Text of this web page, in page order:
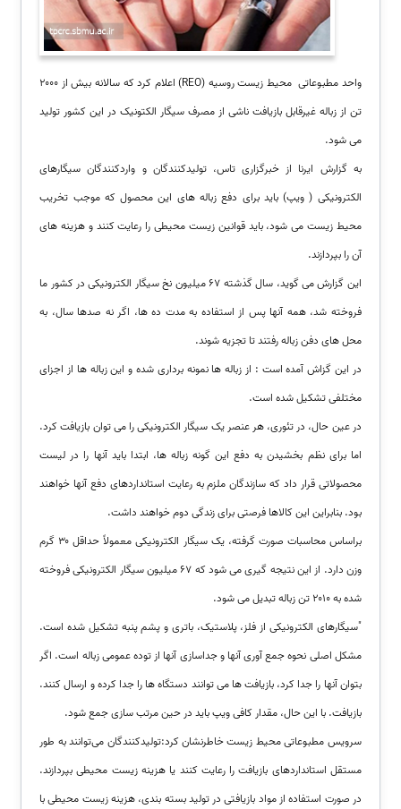
واحد مطبوعاتی محیط زیست روسیه (REO) اعلام کرد که سالانه بیش از ۲۰۰۰
تن از زباله غیرقابل بازیافت ناشی از مصرف سیگار الکتونیک در این کشور تولید
می شود.
به گزارش ایرنا از خبرگزاری تاس، تولیدکنندگان و واردکنندگان سیگارهای
الکترونیکی ( ویپ) باید برای دفع زباله های این محصول که موجب تخریب
محیط زیست می شود، باید قوانین زیست محیطی را رعایت کنند و هزینه های
آن را بپردازند.
این گزارش می گوید، سال گذشته ۶۷ میلیون نخ سیگار الکترونیکی در کشور ما
فروخته شد، همه آنها پس از استفاده به مدت ده ها، اگر نه صدها سال، به
محل های دفن زباله رفتند تا تجزیه شوند.
در این گزاش آمده است : از زباله ها نمونه برداری شده و این زباله ها از اجزای
مختلفی تشکیل شده است.
در عین حال، در تئوری، هر عنصر یک سیگار الکترونیکی را می توان بازیافت کرد.
اما برای نظم بخشیدن به دفع این گونه زباله ها، ابتدا باید آنها را در لیست
محصولاتی قرار داد که سازندگان ملزم به رعایت استانداردهای دفع آنها خواهند
بود. بنابراین این کالاها فرصتی برای زندگی دوم خواهند داشت.
براساس محاسبات صورت گرفته، یک سیگار الکترونیکی معمولاً حداقل ۳۰ گرم
وزن دارد. از این نتیجه گیری می شود که ۶۷ میلیون سیگار الکترونیکی فروخته
شده به ۲۰۱۰ تن زباله تبدیل می شود.
"سیگارهای الکترونیکی از فلز، پلاستیک، باتری و پشم پنبه تشکیل شده است.
مشکل اصلی نحوه جمع آوری آنها و جداسازی آنها از توده عمومی زباله است. اگر
بتوان آنها را جدا کرد، بازیافت ها می توانند دستگاه ها را جدا کرده و ارسال کنند.
بازیافت. با این حال، مقدار کافی ویپ باید در حین مرتب سازی جمع شود.
سرویس مطبوعاتی محیط زیست خاطرنشان کرد:تولیدکنندگان می‌توانند به طور
مستقل استانداردهای بازیافت را رعایت کنند یا هزینه زیست محیطی بپردازند.
در صورت استفاده از مواد بازیافتی در تولید بسته بندی، هزینه زیست محیطی با